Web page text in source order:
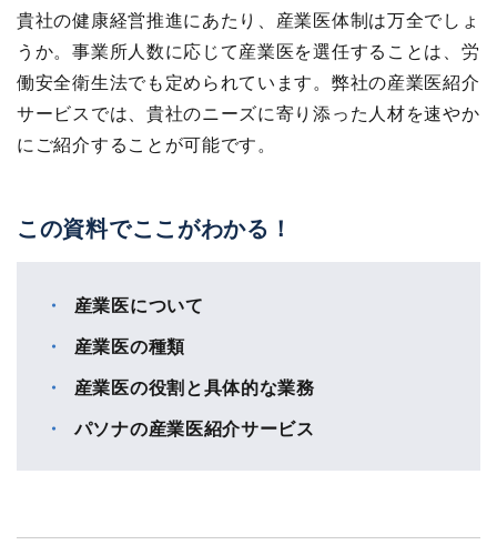
貴社の健康経営推進にあたり、産業医体制は万全でしょ
うか。事業所人数に応じて産業医を選任することは、労
働安全衛生法でも定められています。弊社の産業医紹介
サービスでは、貴社のニーズに寄り添った人材を速やか
にご紹介することが可能です。
この資料でここがわかる！
産業医について
産業医の種類
産業医の役割と具体的な業務
パソナの産業医紹介サービス